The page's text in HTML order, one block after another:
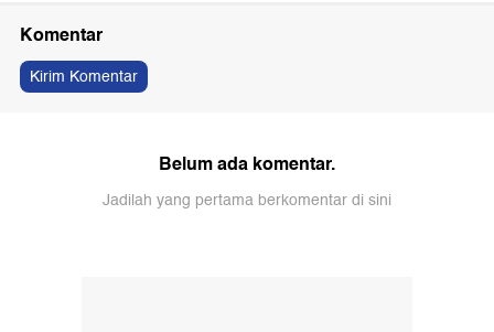
Komentar
Kirim Komentar
Belum ada komentar.
Jadilah yang pertama berkomentar di sini